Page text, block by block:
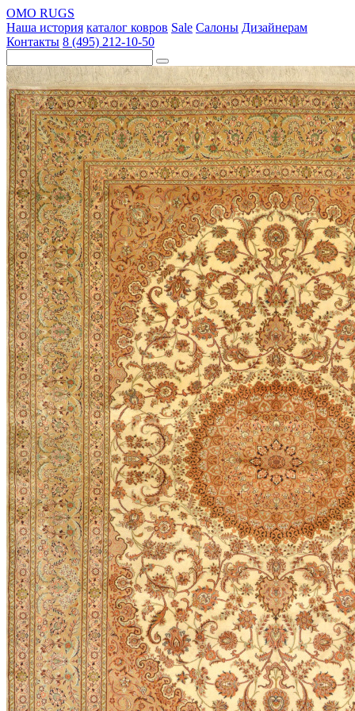
OMO RUGS
Наша история каталог ковров Sale Салоны Дизайнерам
Контакты 8 (495) 212-10-50